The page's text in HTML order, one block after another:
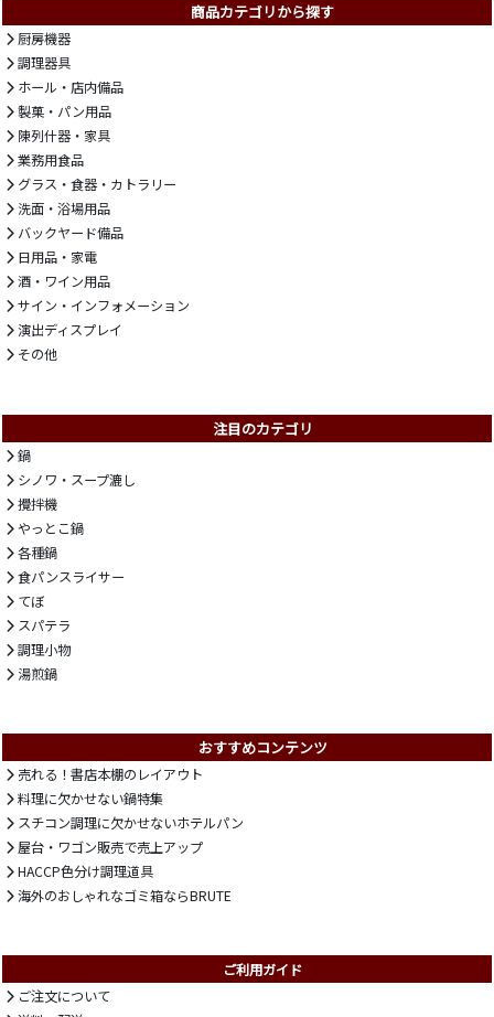
商品カテゴリから探す
厨房機器
調理器具
ホール・店内備品
製菓・パン用品
陳列什器・家具
業務用食品
グラス・食器・カトラリー
洗面・浴場用品
バックヤード備品
日用品・家電
酒・ワイン用品
サイン・インフォメーション
演出ディスプレイ
その他
注目のカテゴリ
鍋
シノワ・スープ漉し
攪拌機
やっとこ鍋
各種鍋
食パンスライサー
てぼ
スパテラ
調理小物
湯煎鍋
おすすめコンテンツ
売れる！書店本棚のレイアウト
料理に欠かせない鍋特集
スチコン調理に欠かせないホテルパン
屋台・ワゴン販売で売上アップ
HACCP色分け調理道具
海外のおしゃれなゴミ箱ならBRUTE
ご利用ガイド
ご注文について